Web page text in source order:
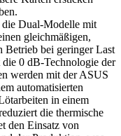
Dual-Modelle mit
gleichmäßigen,
Betrieb bei geringer Last
0 dB-Technologie der
werden mit der ASUS
automatisierten
in einem
die thermische
den Einsatz von